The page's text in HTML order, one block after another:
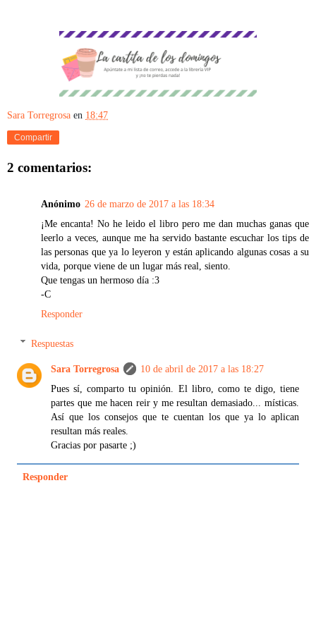
Sara Torregrosa en 18:47
Compartir
2 comentarios:
Anónimo 26 de marzo de 2017 a las 18:34
¡Me encanta! No he leido el libro pero me dan muchas ganas que
leerlo a veces, aunque me ha servido bastante escuchar los tips de
las personas que ya lo leyeron y están aplicando algunas cosas a su
vida, porque viene de un lugar más real, siento.
Que tengas un hermoso día :3
-C
Responder
Respuestas
Sara Torregrosa
10 de abril de 2017 a las 18:27
Pues sí, comparto tu opinión. El libro, como te digo, tiene
partes que me hacen reir y me resultan demasiado... místicas.
Así que los consejos que te cuentan los que ya lo aplican
resultan más reales.
Gracias por pasarte ;)
Responder